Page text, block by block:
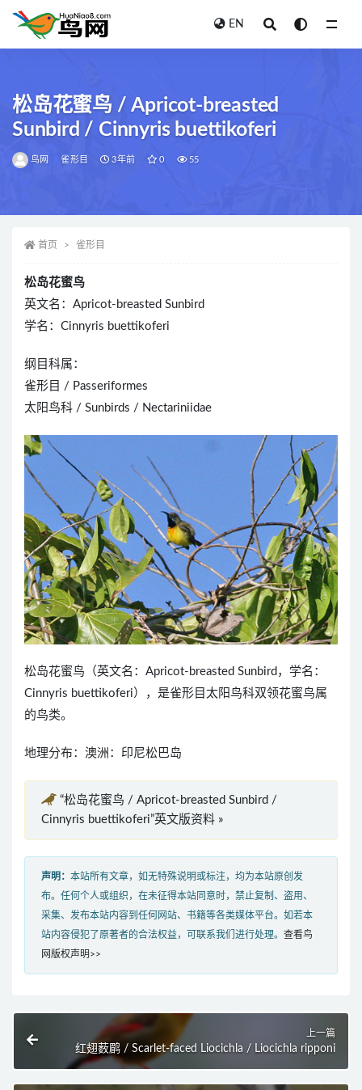
EN
松岛花蜜鸟 / Apricot-breasted
Sunbird / Cinnyris buettikoferi
鸟网 雀形目 3年前 0 55
首页 雀形目
松岛花蜜鸟
英文名：Apricot-breasted Sunbird
学名：Cinnyris buettikoferi
纲目科属：
雀形目 / Passeriformes
太阳鸟科 / Sunbirds / Nectariniidae
松岛花蜜鸟（英文名：Apricot-breasted Sunbird，学名：
Cinnyris buettikoferi），是雀形目太阳鸟科双领花蜜鸟属
的鸟类。
地理分布：澳洲：印尼松巴岛
“松岛花蜜鸟 / Apricot-breasted Sunbird /
Cinnyris buettikoferi”英文版资料 »
声明： 本站所有文章，如无特殊说明或标注，均为本站原创发
布。任何个人或组织，在未征得本站同意时，禁止复制、盗用、
采集、发布本站内容到任何网站、书籍等各类媒体平台。如若本
站内容侵犯了原著者的合法权益，可联系我们进行处理。 查看鸟
网版权声明>>
上一篇
红翅薮鹛 / Scarlet-faced Liocichla / Liocichla ripponi